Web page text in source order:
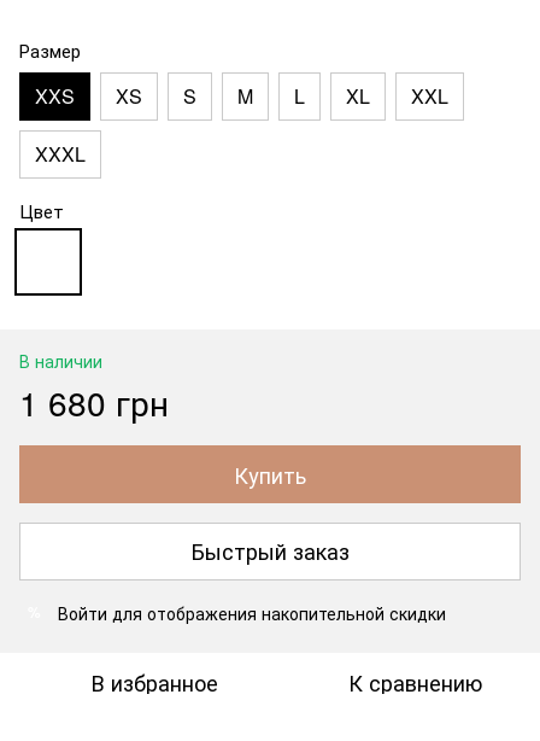
Размер
XXS XS S M L XL XXL
XXXL
Цвет
В наличии
1 680 грн
Купить
Быстрый заказ
Войти для отображения накопительной скидки
В избранное К сравнению